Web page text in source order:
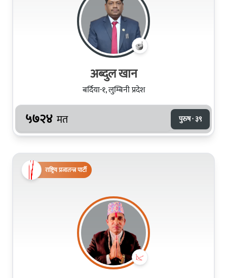
अब्दुल खान
बर्दिया-१, लुम्बिनी प्रदेश
५७२४ मत पुरुष · ३९
राष्ट्रिय प्रजातन्त्र पार्टी